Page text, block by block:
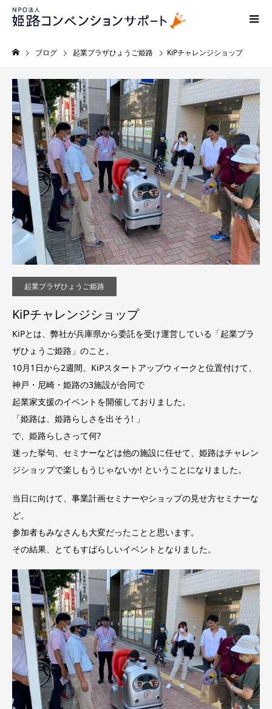
ブログ 起業プラザひょうご姫路 KiPチャレンジショップ
起業プラザひょうご姫路
KiPチャレンジショップ
KiPとは、弊社が兵庫県から委託を受け運営している「起業プラ
ザひょうご姫路」のこと。
10月1日から2週間、KiPスタートアップウィークと位置付けて、
神戸・尼崎・姫路の3施設が合同で
起業家支援のイベントを開催しておりました。
「姫路は、姫路らしさを出そう! 」
で、姫路らしさって何?
迷った挙句、セミナーなどは他の施設に任せて、姫路はチャレン
ジショップで楽しもうじゃないか! ということになりました。
当日に向けて、事業計画セミナーやショップの見せ方セミナーな
ど。
参加者もみなさんも大変だったことと思います。
その結果、とてもすばらしいイベントとなりました。